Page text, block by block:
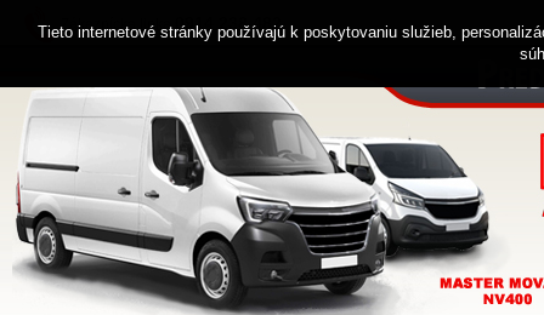
Zákaznícka linka 0914 238 482
Tieto internetové stránky používajú k poskytovaniu služieb,